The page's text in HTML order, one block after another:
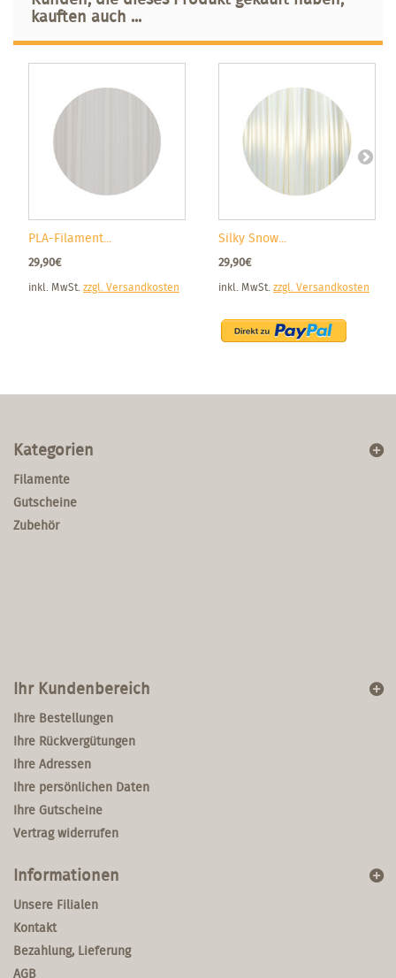
kauften auch ...
PLA-Filament...
29,90€
inkl. MwSt. zzgl. Versandkosten
Silky Snow...
29,90€
inkl. MwSt. zzgl. Versandkosten
Kategorien
Filamente
Gutscheine
Zubehör
Ihr Kundenbereich
Ihre Bestellungen
Ihre Rückvergütungen
Ihre Adressen
Ihre persönlichen Daten
Ihre Gutscheine
Vertrag widerrufen
Informationen
Unsere Filialen
Kontakt
Bezahlung, Lieferung
AGB